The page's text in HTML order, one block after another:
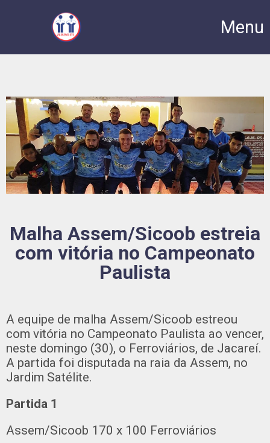
Menu
Malha Assem/Sicoob estreia
com vitória no Campeonato
Paulista
A equipe de malha Assem/Sicoob estreou
com vitória no Campeonato Paulista ao vencer,
neste domingo (30), o Ferroviários, de Jacareí.
A partida foi disputada na raia da Assem, no
Jardim Satélite.
Partida 1
Assem/Sicoob 170 x 100 Ferroviários